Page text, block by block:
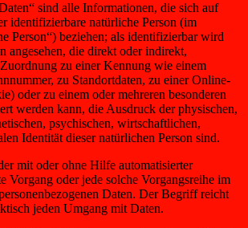
sind alle Informationen, die sich auf
identifizierbare natürliche Person (im
Person“) beziehen; als identifizierbar wird
angesehen, die direkt oder indirekt,
zu einer Kennung wie einem
zu Standortdaten, zu einer Online-
oder zu einem oder mehreren besonderen
werden kann, die Ausdruck der physischen,
psychischen, wirtschaftlichen,
Identität dieser natürlichen Person sind.
mit oder ohne Hilfe automatisierter
Vorgang oder jede solche Vorgangsreihe im
Daten. Der Begriff reicht
jeden Umgang mit Daten.